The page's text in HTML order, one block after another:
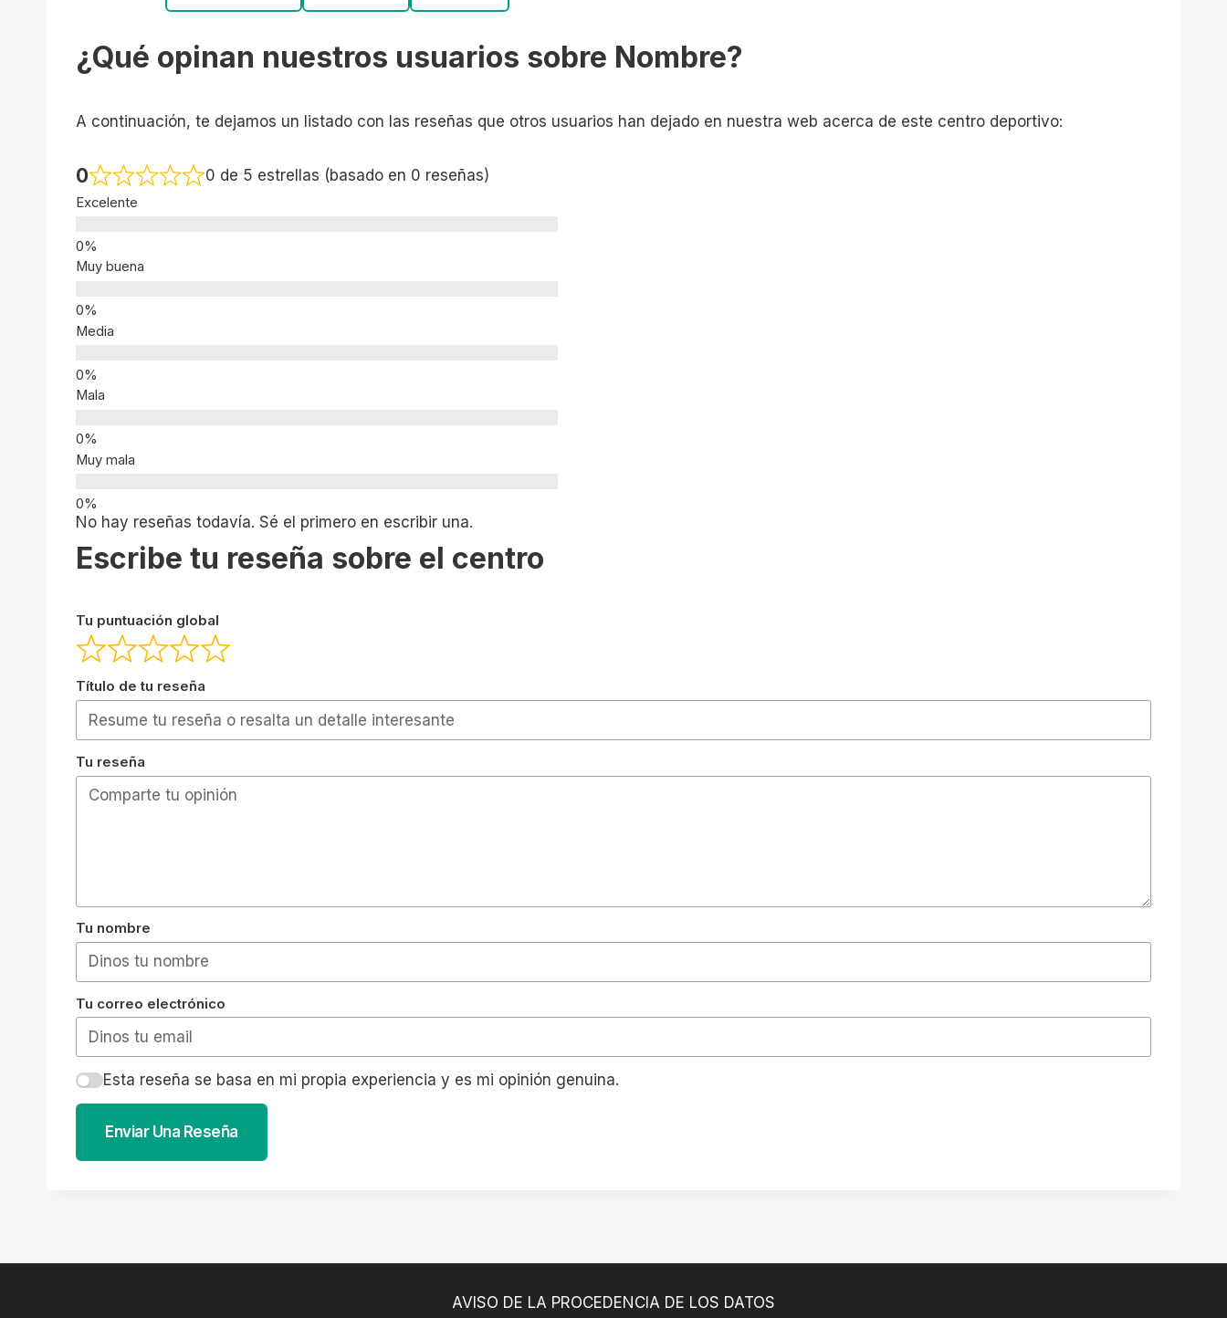
¿Qué opinan nuestros usuarios sobre Nombre?
A continuación, te dejamos un listado con las reseñas que otros usuarios han dejado en nuestra web acerca de este centro deportivo:
0 0 de 5 estrellas (basado en 0 reseñas)
Excelente
Muy buena
Media
Mala
Muy mala
No hay reseñas todavía. Sé el primero en escribir una.
Escribe tu reseña sobre el centro
Tu puntuación global
Título de tu reseña
Tu reseña
Tu nombre
Tu correo electrónico
Esta reseña se basa en mi propia experiencia y es mi opinión genuina.
Enviar Una Reseña
AVISO DE LA PROCEDENCIA DE LOS DATOS